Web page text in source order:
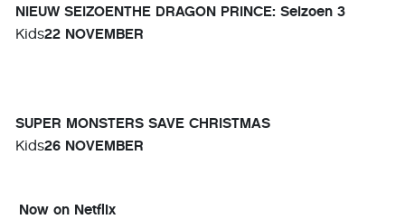
NIEUW SEIZOENTHE DRAGON PRINCE: Seizoen 3
Kids22 NOVEMBER
SUPER MONSTERS SAVE CHRISTMAS
Kids26 NOVEMBER
Now on Netflix